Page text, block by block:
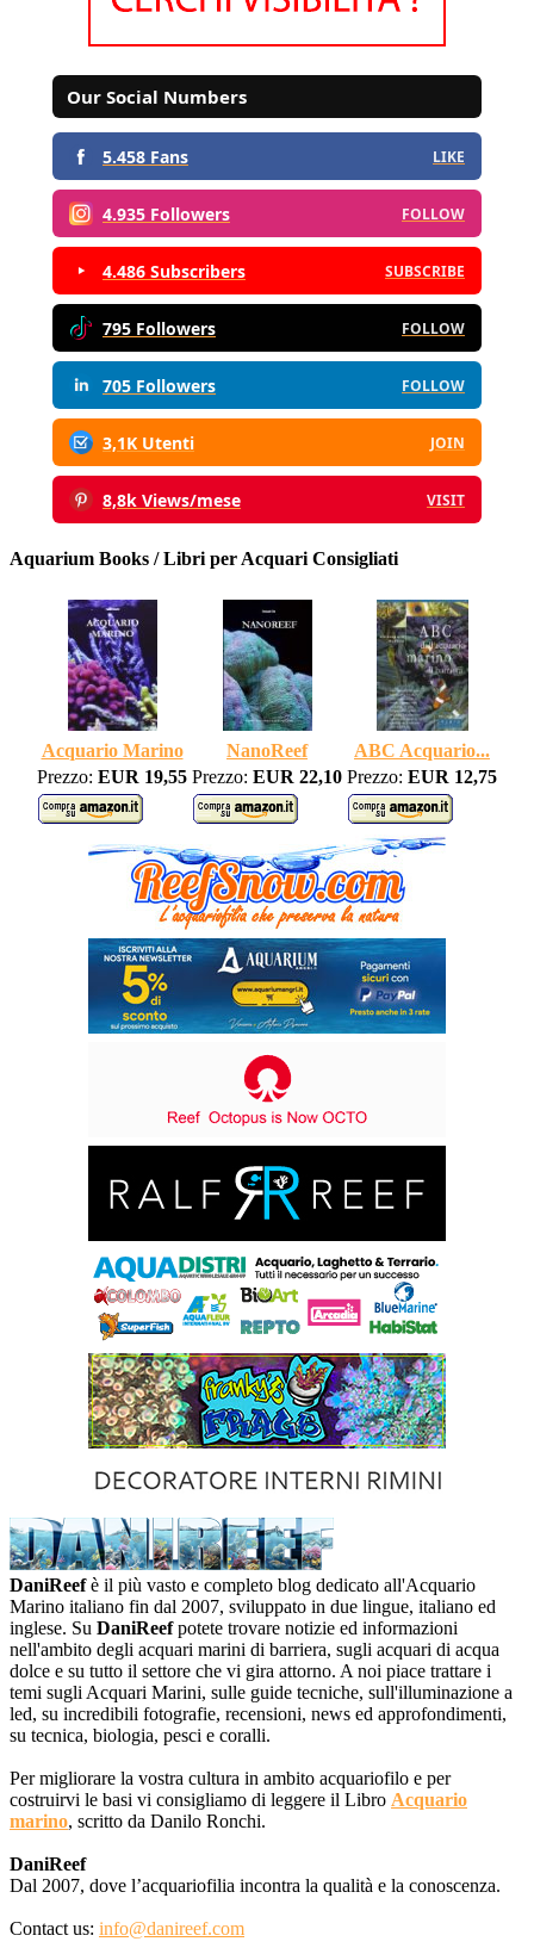
Our Social Numbers
5.458 Fans LIKE
4.935 Followers FOLLOW
4.486 Subscribers SUBSCRIBE
795 Followers FOLLOW
705 Followers FOLLOW
3,1K Utenti JOIN
8,8k Views/mese VISIT
Aquarium Books / Libri per Acquari Consigliati
Acquario Marino NanoReef
ABC Acquario...
Prezzo: EUR 19,55 Prezzo: EUR 22,10 Prezzo: EUR 12,75
DaniReefè il più vasto e completo blog dedicato all'Acquario
Marino italiano fin dal 2007, sviluppato in due lingue, italiano ed
inglese. Su DaniReefpotete trovare notizie ed informazioni
nell'ambito degli acquari marini di barriera, sugli acquari di acqua
dolce e su tutto il settore che vi gira attorno. A noi piace trattare i
temi sugli Acquari Marini, sulle guide tecniche, sull'illuminazione a
led, su incredibili fotografie, recensioni, news ed approfondimenti,
su tecnica, biologia, pesci e coralli.
Per migliorare la vostra cultura in ambito acquariofilo e per
costruirvi le basi vi consigliamo di leggere il Libro Acquario
marino, scritto da Danilo Ronchi.
DaniReef
Dal 2007, dove l’acquariofilia incontra la qualità e la conoscenza.
Contact us: info@danireef.com